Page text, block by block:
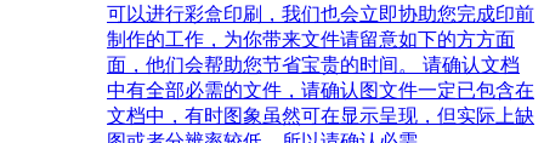
可以进行彩盒印刷，我们也会立即协助您完成印前
制作的工作，为你带来文件请留意如下的方方面
面，他们会帮助您节省宝贵的时间。 请确认文档
中有全部必需的文件，请确认图文件一定已包含在
文档中，有时图象虽然可在显示呈现，但实际上缺